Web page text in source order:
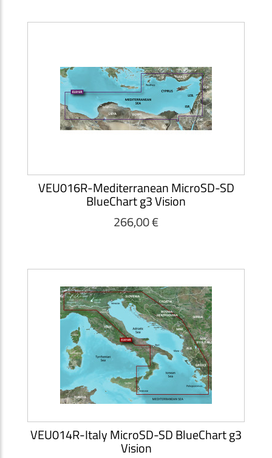
VEU016R-Mediterranean MicroSD-SD
BlueChart g3 Vision
266,00 €
VEU014R-Italy MicroSD-SD BlueChart g3
Vision